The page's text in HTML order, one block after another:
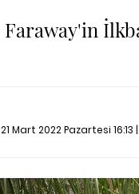
Faraway'in
21 Mart 2022 Pazartesi